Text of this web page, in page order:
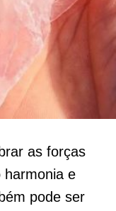
as forças
harmonia e
pode ser